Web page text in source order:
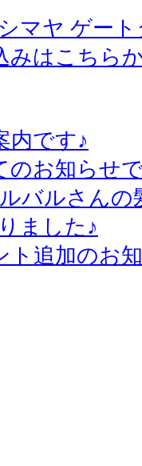
マヤ ゲー
みはこちら
内です♪
のお知らせ
バルさん
ました♪
ト追加のお